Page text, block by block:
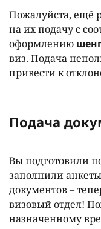
Пожалуйста, ещё
на их подачу с
оформлению
виз. Подача
привести к
Подача
Вы подготовили
заполнили
документов –
визовый отдел!
назначенному